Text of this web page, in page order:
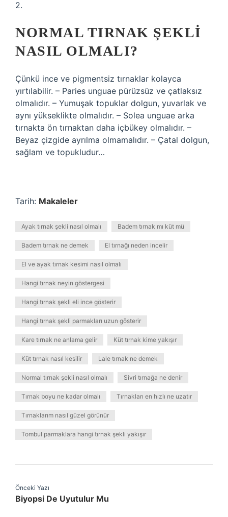
2.
NORMAL TIRNAK ŞEKLI
NASIL OLMALI?
Çünkü ince ve pigmentsiz tırnaklar kolayca
yırtılabilir. – Paries unguae pürüzsüz ve çatlaksız
olmalıdır. – Yumuşak topuklar dolgun, yuvarlak ve
aynı yükseklikte olmalıdır. – Solea unguae arka
tırnakta ön tırnaktan daha içbükey olmalıdır. –
Beyaz çizgide ayrılma olmamalıdır. – Çatal dolgun,
sağlam ve topukludur…
Tarih: Makaleler
Ayak tırnak şekli nasıl olmalı Badem tırnak mı küt mü
Badem tırnak ne demek El tırnağı neden incelir
El ve ayak tırnak kesimi nasıl olmalı
Hangi tırnak neyin göstergesi
Hangi tırnak şekli eli ince gösterir
Hangi tırnak şekli parmakları uzun gösterir
Kare tırnak ne anlama gelir Küt tırnak kime yakışır
Küt tırnak nasıl kesilir Lale tırnak ne demek
Normal tırnak şekli nasıl olmalı Sivri tırnağa ne denir
Tırnak boyu ne kadar olmalı Tırnakları en hızlı ne uzatır
Tırnaklarım nasıl güzel görünür
Tombul parmaklara hangi tırnak şekli yakışır
Önceki Yazı
Biyopsi De Uyutulur Mu